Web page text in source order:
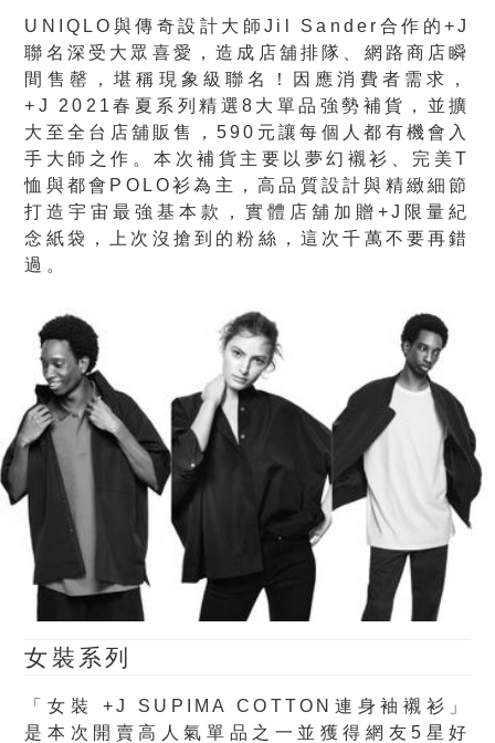
UNIQLO與傳奇設計大師Jil Sander合作的+J
聯名深受大眾喜愛，造成店舖排隊、網路商店瞬
間售罄，堪稱現象級聯名！因應消費者需求，
+J 2021春夏系列精選8大單品強勢補貨，並擴
大至全台店舖販售，590元讓每個人都有機會入
手大師之作。本次補貨主要以夢幻襯衫、完美T
恤與都會POLO衫為主，高品質設計與精緻細節
打造宇宙最強基本款，實體店舖加贈+J限量紀
念紙袋，上次沒搶到的粉絲，這次千萬不要再錯
過。
女裝系列
「女裝 +J SUPIMA COTTON連身袖襯衫」
是本次開賣高人氣單品之一並獲得網友5星好